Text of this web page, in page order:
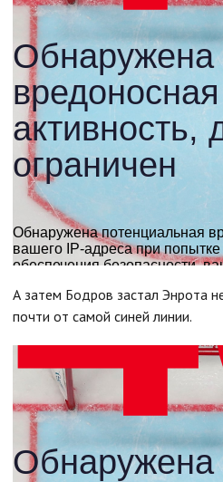
А затем Бодров застал Энрота
почти от самой синей линии.